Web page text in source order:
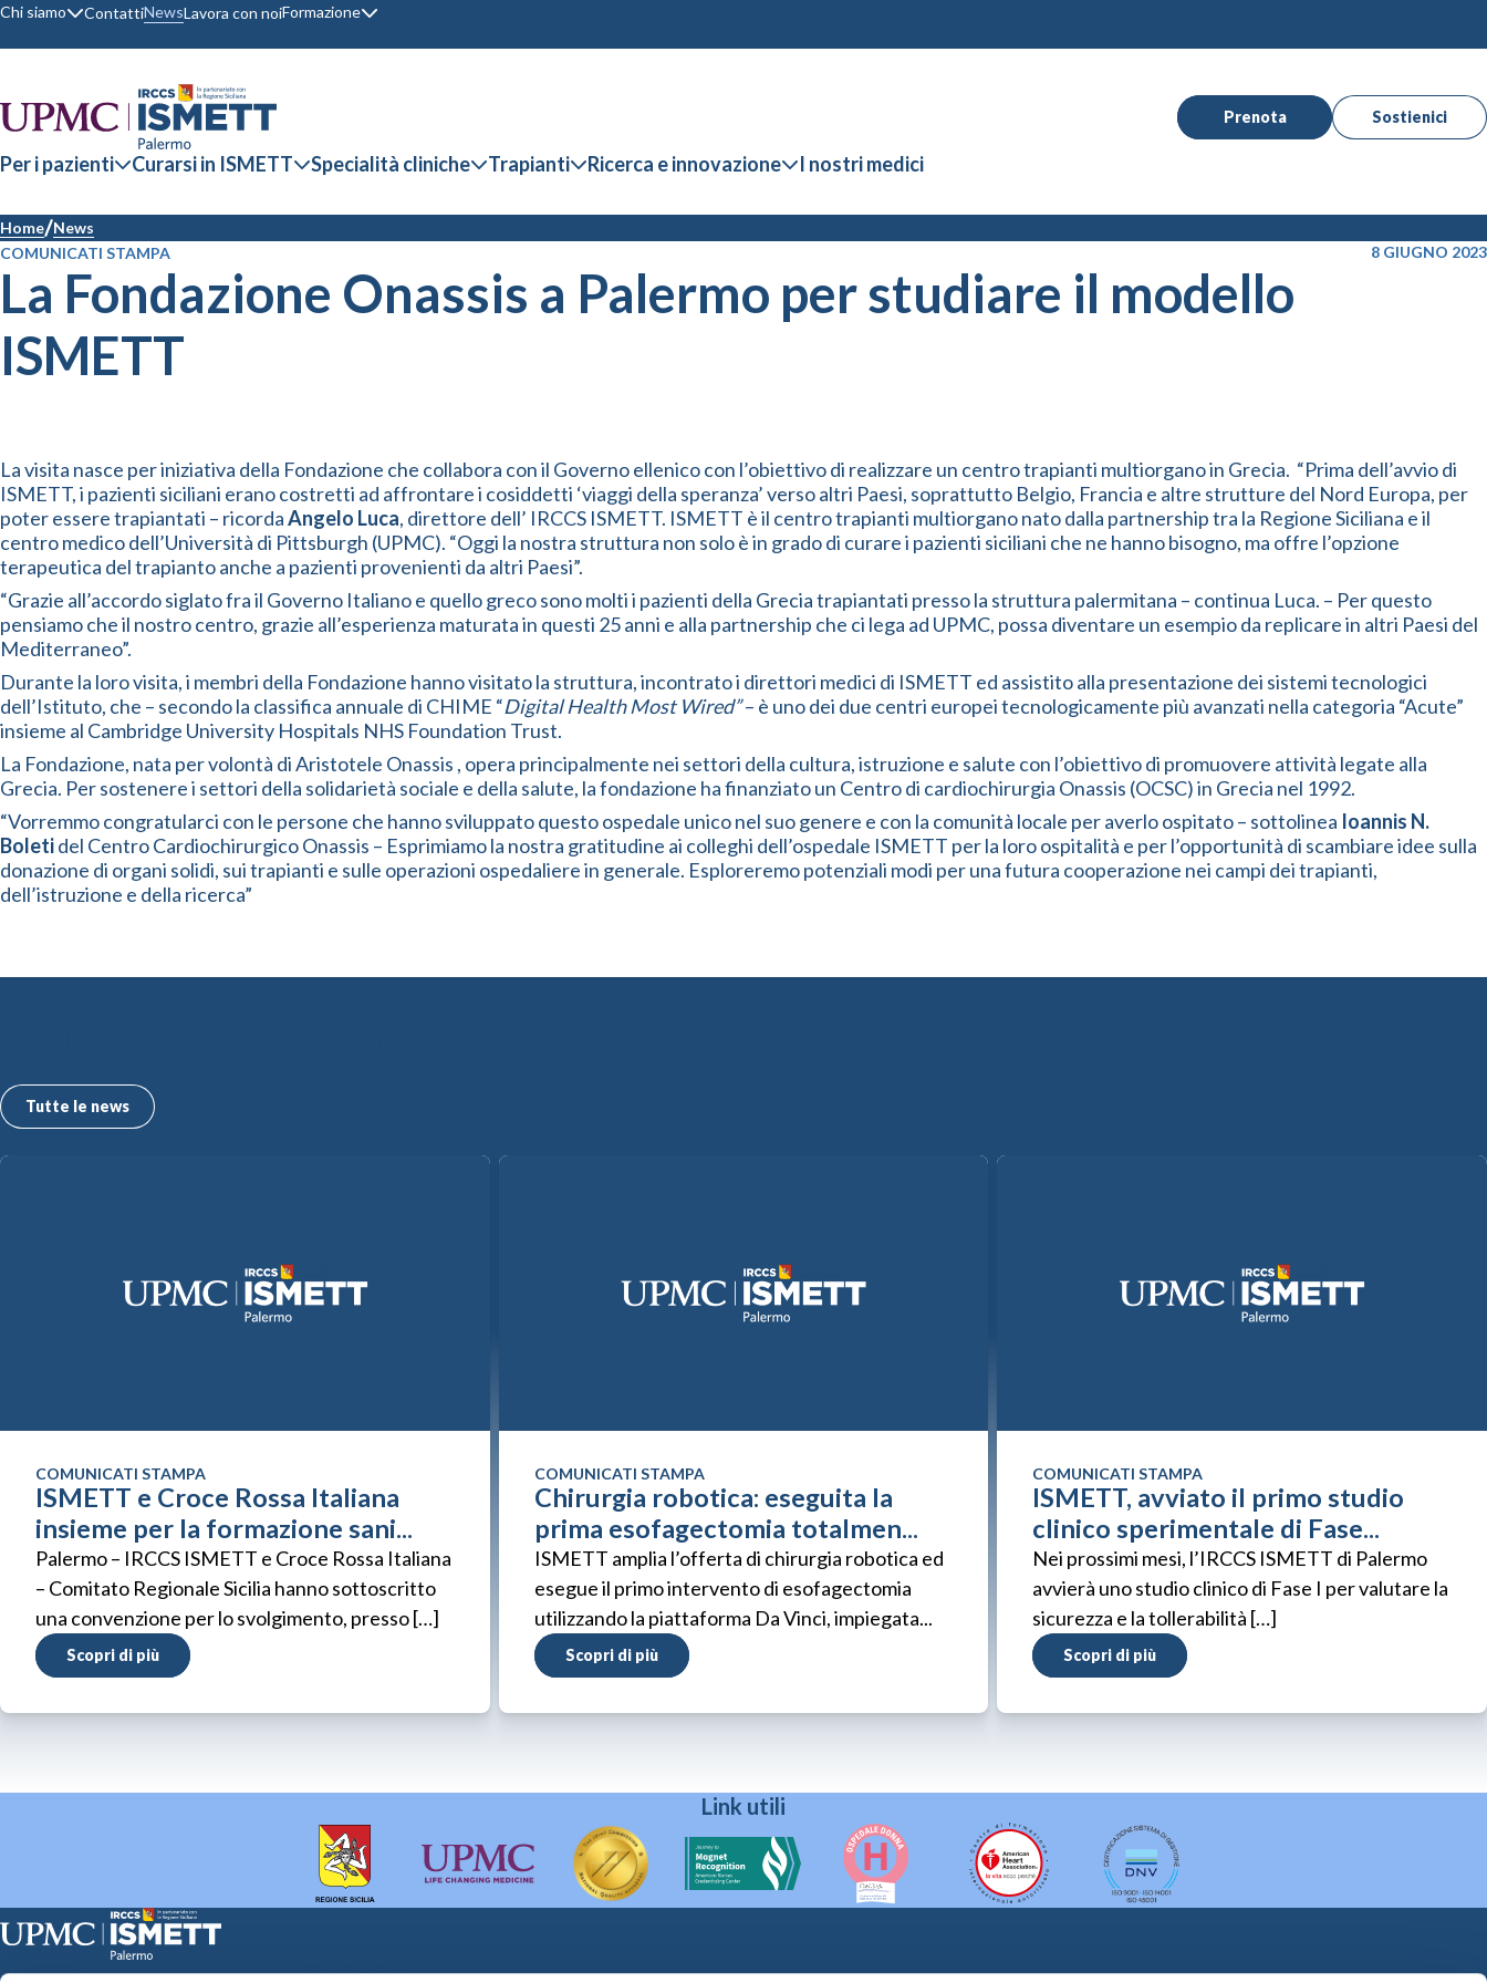
Chi siamo ContattiNewsLavora con noiFormazione
Prenota Sostienici
Per i pazienti Curarsi in ISMETT Specialità cliniche Trapianti Ricerca e innovazione I nostri medici
Home News
COMUNICATI STAMPA
8 GIUGNO 2023
La Fondazione Onassis a Palermo per studiare il modello
ISMETT
La visita nasce per iniziativa della Fondazione che collabora con il Governo ellenico con l’obiettivo di realizzare un centro trapianti multiorgano in Grecia. “Prima dell’avvio di
ISMETT, i pazienti siciliani erano costretti ad affrontare i cosiddetti ‘viaggi della speranza’ verso altri Paesi, soprattutto Belgio, Francia e altre strutture del Nord Europa, per
poter essere trapiantati – ricordaAngelo Luca, direttore dell’ IRCCS ISMETT. ISMETT è il centro trapianti multiorgano nato dalla partnership tra la Regione Siciliana e il
centro medico dell’Università di Pittsburgh (UPMC). “Oggi la nostra struttura non solo è in grado di curare i pazienti siciliani che ne hanno bisogno, ma offre l’opzione
terapeutica del trapianto anche a pazienti provenienti da altri Paesi”.
“Grazie all’accordo siglato fra il Governo Italiano e quello greco sono molti i pazienti della Grecia trapiantati presso la struttura palermitana – continua Luca. – Per questo
pensiamo che il nostro centro, grazie all’esperienza maturata in questi 25 anni e alla partnership che ci lega ad UPMC, possa diventare un esempio da replicare in altri Paesi del
Mediterraneo”.
Durante la loro visita, i membri della Fondazione hanno visitato la struttura, incontrato i direttori medici di ISMETT ed assistito alla presentazione dei sistemi tecnologici
dell’Istituto, che – secondo la classifica annuale di CHIME “Digital Health Most Wired”– è uno dei due centri europei tecnologicamente più avanzati nella categoria “Acute”
insieme al Cambridge University Hospitals NHS Foundation Trust.
La Fondazione, nata per volontà di Aristotele Onassis , opera principalmente nei settori della cultura, istruzione e salute con l’obiettivo di promuovere attività legate alla
Grecia. Per sostenere i settori della solidarietà sociale e della salute, la fondazione ha finanziato un Centro di cardiochirurgia Onassis (OCSC) in Grecia nel 1992.
“Vorremmo congratularci con le persone che hanno sviluppato questo ospedale unico nel suo genere e con la comunità locale per averlo ospitato – sottolinea Ioannis N.
Boletidel Centro Cardiochirurgico Onassis – Esprimiamo la nostra gratitudine ai colleghi dell’ospedale ISMETT per la loro ospitalità e per l’opportunità di scambiare idee sulla
donazione di organi solidi, sui trapianti e sulle operazioni ospedaliere in generale. Esploreremo potenziali modi per una futura cooperazione nei campi dei trapianti,
dell’istruzione e della ricerca”
Tutte le news
COMUNICATI STAMPA
ISMETT e Croce Rossa Italiana
insieme per la formazione sani...
Palermo – IRCCS ISMETT e Croce Rossa Italiana
– Comitato Regionale Sicilia hanno sottoscritto
una convenzione per lo svolgimento, presso […]
Scopri di più
COMUNICATI STAMPA
Chirurgia robotica: eseguita la
prima esofagectomia totalmen...
ISMETT amplia l’offerta di chirurgia robotica ed
esegue il primo intervento di esofagectomia
utilizzando la piattaforma Da Vinci, impiegata...
Scopri di più
COMUNICATI STAMPA
ISMETT, avviato il primo studio
clinico sperimentale di Fase...
Nei prossimi mesi, l’IRCCS ISMETT di Palermo
avvierà uno studio clinico di Fase I per valutare la
sicurezza e la tollerabilità […]
Scopri di più
Link utili
Sede Clinica:
Sede Sociale: